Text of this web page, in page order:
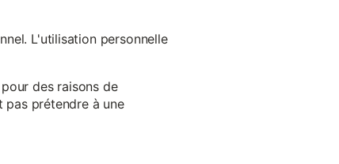
L'utilisation personnelle
des raisons de
pas prétendre à une